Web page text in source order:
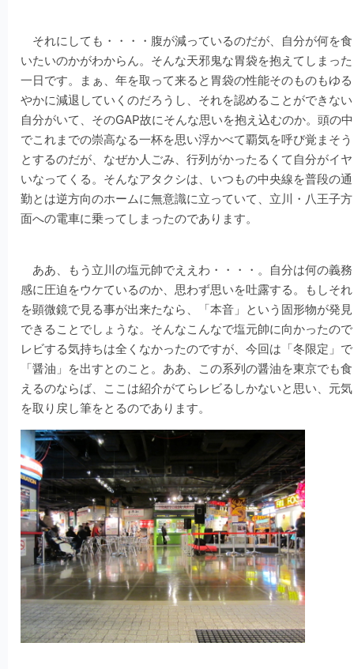
それにしても・・・・腹が減っているのだが、自分が何を食
いたいのかがわからん。そんな天邪鬼な胃袋を抱えてしまった
一日です。まぁ、年を取って来ると胃袋の性能そのものもゆる
やかに減退していくのだろうし、それを認めることができない
自分がいて、そのGAP故にそんな思いを抱え込むのか。頭の中
でこれまでの崇高なる一杯を思い浮かべて覇気を呼び覚まそう
とするのだが、なぜか人ごみ、行列がかったるくて自分がイヤ
いなってくる。そんなアタクシは、いつもの中央線を普段の通
勤とは逆方向のホームに無意識に立っていて、立川・八王子方
面への電車に乗ってしまったのであります。
ああ、もう立川の塩元帥でええわ・・・・。自分は何の義務
感に圧迫をウケているのか、思わず思いを吐露する。もしそれ
を顕微鏡で見る事が出来たなら、「本音」という固形物が発見
できることでしょうな。そんなこんなで塩元帥に向かったので
レビする気持ちは全くなかったのですが、今回は「冬限定」で
「醤油」を出すとのこと。ああ、この系列の醤油を東京でも食
えるのならば、ここは紹介がてらレビるしかないと思い、元気
を取り戻し筆をとるのであります。